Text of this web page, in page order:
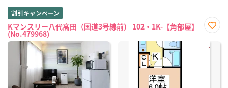
割引キャンペーン
Kマンスリー八代高田（国道3号線前） 102・1K-【角部屋】
(No.479968)
に入
り登